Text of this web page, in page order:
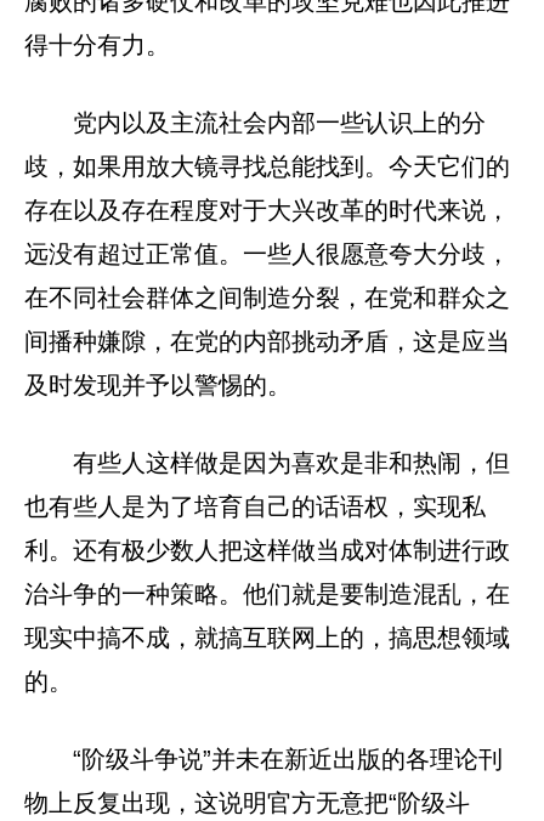
得十分有力。
党内以及主流社会内部一些认识上的分
歧，如果用放大镜寻找总能找到。今天它们的
存在以及存在程度对于大兴改革的时代来说，
远没有超过正常值。一些人很愿意夸大分歧，
在不同社会群体之间制造分裂，在党和群众之
间播种嫌隙，在党的内部挑动矛盾，这是应当
及时发现并予以警惕的。
有些人这样做是因为喜欢是非和热闹，但
也有些人是为了培育自己的话语权，实现私
利。还有极少数人把这样做当成对体制进行政
治斗争的一种策略。他们就是要制造混乱，在
现实中搞不成，就搞互联网上的，搞思想领域
的。
“阶级斗争说”并未在新近出版的各理论刊
物上反复出现，这说明官方无意把“阶级斗